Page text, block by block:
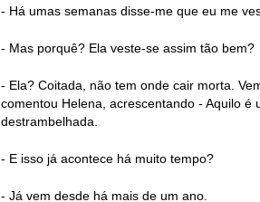
- Há umas semanas disse-me que eu me
- Mas porquê? Ela veste-se assim tão bem?
- Ela? Coitada, não tem onde cair morta.
comentou Helena, acrescentando - Aquilo é
destrambelhada.
- E isso já acontece há muito tempo?
- Já vem desde há mais de um ano.